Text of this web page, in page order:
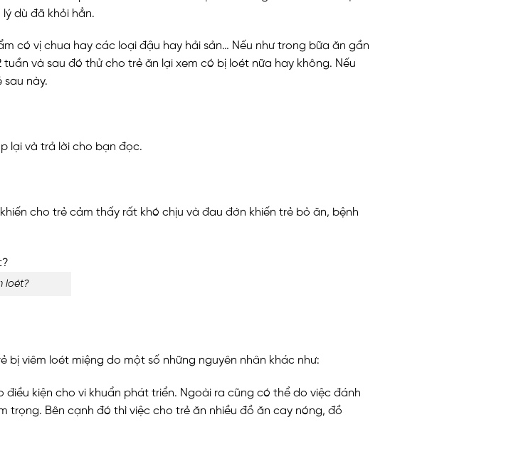
dù đã khỏi hẳn.
có vị chua hay các loại đậu hay hải sản… Nếu như trong bữa ăn gần
và sau đó thử cho trẻ ăn lại xem có bị loét nữa hay không. Nếu
này.
lại và trả lời cho bạn đọc.
cho trẻ cảm thấy rất khó chịu và đau đớn khiến trẻ bỏ ăn, bệnh
loét?
bị viêm loét miệng do một số những nguyên nhân khác như:
kiện cho vi khuẩn phát triển. Ngoài ra cũng có thể do việc đánh
trọng. Bên cạnh đó thì việc cho trẻ ăn nhiều đồ ăn cay nóng, đồ